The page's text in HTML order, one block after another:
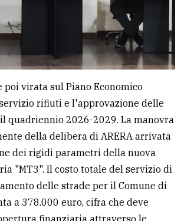
poi virata sul Piano Economico
rifiuti e l'approvazione delle
quadriennio 2026-2029. La manovra
della delibera di ARERA arrivata
dei rigidi parametri della nuova
"MT3". Il costo totale del servizio di
delle strade per il Comune di
a 378.000 euro, cifra che deve
finanziaria attraverso le